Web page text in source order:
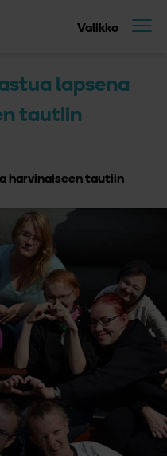
Valikko
lapsena
tautiin
harvinaiseen tautiin